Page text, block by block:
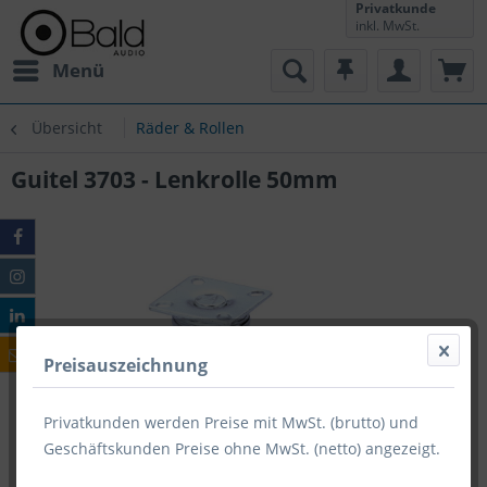
Menü
Privatkunde
inkl. MwSt.
Übersicht Räder & Rollen
Guitel 3703 - Lenkrolle 50mm
Preisauszeichnung
Privatkunden werden Preise mit MwSt. (brutto) und
Geschäftskunden Preise ohne MwSt. (netto) angezeigt.